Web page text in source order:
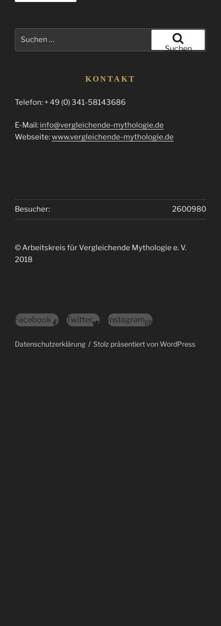
Suchen
KONTAKT
Telefon: + 49 (0) 341-58143686
E-Mail: info@vergleichende-mythologie.de
Webseite:www.vergleichende-mythologie.de
2600980
Besucher:
© Arbeitskreis für Vergleichende Mythologie e. V.
2018
Facebook Twitter Instagram
Datenschutzerklärung Stolz präsentiert von WordPress